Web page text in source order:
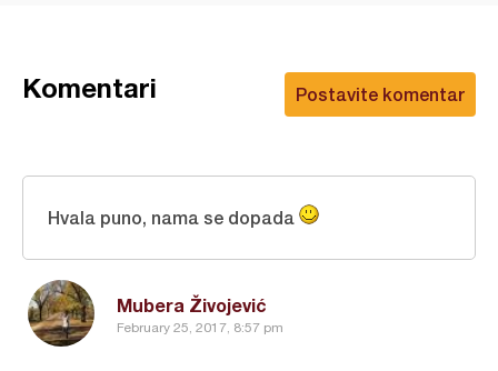
Postavite komentar
Komentari
Mubera Živojević
February 25, 2017, 8:57 pm
Hvala puno, nama se dopada